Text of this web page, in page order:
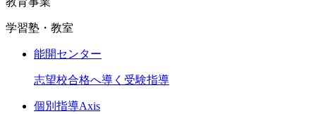
学習塾・教室
能開センター
志望校合格へ導く受験指導
個別指導Axis